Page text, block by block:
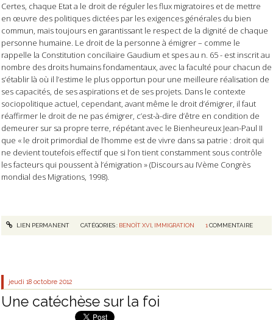
Certes, chaque Etat a le droit de réguler les flux migratoires et de mettre
en œuvre des politiques dictées par les exigences générales du bien
commun, mais toujours en garantissant le respect de la dignité de chaque
personne humaine. Le droit de la personne à émigrer – comme le
rappelle la Constitution conciliaire Gaudium et spes au n. 65 - est inscrit au
nombre des droits humains fondamentaux, avec la faculté pour chacun de
s’établir là où il l’estime le plus opportun pour une meilleure réalisation de
ses capacités, de ses aspirations et de ses projets. Dans le contexte
sociopolitique actuel, cependant, avant même le droit d’émigrer, il faut
réaffirmer le droit de ne pas émigrer, c’est-à-dire d’être en condition de
demeurer sur sa propre terre, répétant avec le Bienheureux Jean-Paul II
que « le droit primordial de l’homme est de vivre dans sa patrie : droit qui
ne devient toutefois effectif que si l’on tient constamment sous contrôle
les facteurs qui poussent à l’émigration » (Discours au IVème Congrès
mondial des Migrations, 1998).
LIEN PERMANENT CATÉGORIES : BENOÎT XVI IMMIGRATION 1 COMMENTAIRE
jeudi 18 octobre 2012
Une catéchèse sur la foi